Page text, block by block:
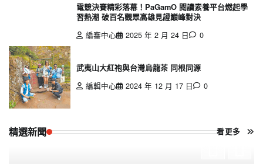
電競決賽精彩落幕！PaGamO 閱讀素養平台燃起學
習熱潮 破百名觀眾高雄見證巔峰對決
編審中心
2025 年 2 月 24 日 0
武夷山大紅袍與台灣烏龍茶 同根同源
編輯中心
2024 年 12 月 17 日 0
精選新聞 看更多